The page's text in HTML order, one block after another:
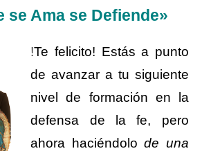
se Ama se Defiende»
!Te felicito! Estás a punto
de avanzar a tu siguiente
nivel de formación en la
defensa de la fe, pero
ahora haciéndolode una